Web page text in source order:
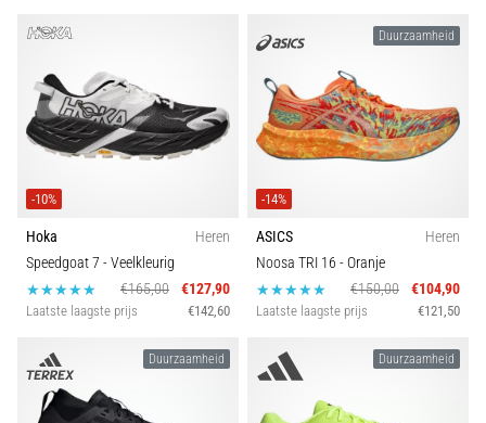
-10%
Hoka
Heren
Speedgoat 7 - Veelkleurig
€165,00
€127,90
Laatste laagste prijs €142,60
Duurzaamheid
-14%
ASICS
Heren
Noosa TRI 16 - Oranje
€150,00
€104,90
Laatste laagste prijs €121,50
Duurzaamheid Duurzaamheid